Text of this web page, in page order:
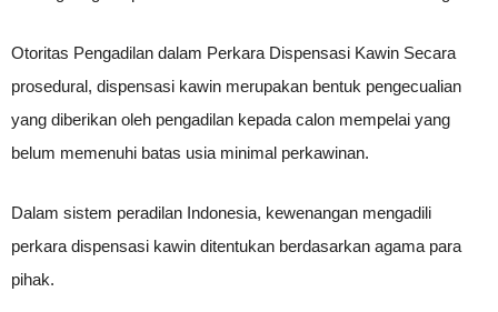
Otoritas Pengadilan dalam Perkara Dispensasi Kawin Secara
prosedural, dispensasi kawin merupakan bentuk pengecualian
yang diberikan oleh pengadilan kepada calon mempelai yang
belum memenuhi batas usia minimal perkawinan.
Dalam sistem peradilan Indonesia, kewenangan mengadili
perkara dispensasi kawin ditentukan berdasarkan agama para
pihak.